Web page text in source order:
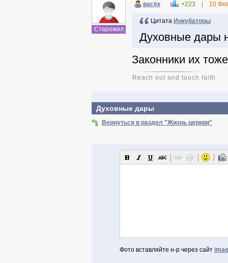
Старожил
васёк +223 10
Цитата Инкубаторы
Духовные дары
Законники их
Reach out and touch faith
Духовные дары
Вернуться в раздел "Жизнь церкви"
Фото вставляйте н-р через сайт